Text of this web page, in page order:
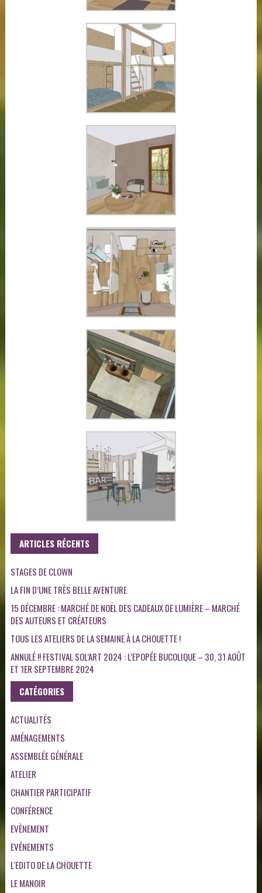
ARTICLES RÉCENTS
STAGES DE CLOWN
LA FIN D’UNE TRÈS BELLE AVENTURE
15 DÉCEMBRE : MARCHÉ DE NOËL DES CADEAUX DE LUMIÈRE – MARCHÉ
DES AUTEURS ET CRÉATEURS
TOUS LES ATELIERS DE LA SEMAINE À LA CHOUETTE !
ANNULÉ !! FESTIVAL SOL’ART 2024 : L’EPOPÉE BUCOLIQUE – 30, 31 AOÛT
ET 1ER SEPTEMBRE 2024
CATÉGORIES
ACTUALITÉS
AMÉNAGEMENTS
ASSEMBLÉE GÉNÉRALE
ATELIER
CHANTIER PARTICIPATIF
CONFÉRENCE
EVÈNEMENT
EVÉNEMENTS
L'EDITO DE LA CHOUETTE
LE MANOIR